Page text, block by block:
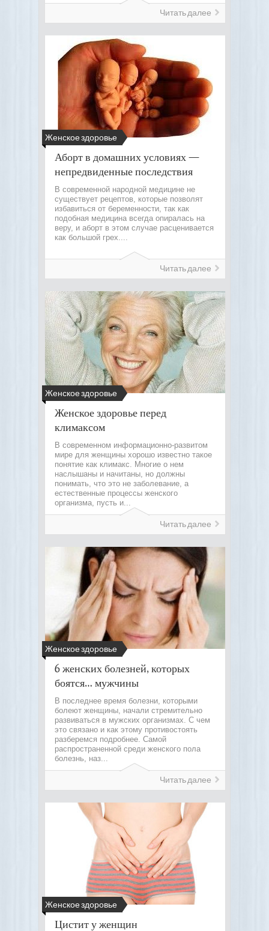
Читать далее
Женское здоровье
Аборт в домашних условиях —
непредвиденные последствия
В современной народной медицине не
существует рецептов, которые позволят
избавиться от беременности, так как
подобная медицина всегда опиралась на
веру, и аборт в этом случае расценивается
как большой грех....
Читать далее
Женское здоровье
Женское здоровье перед
климаксом
В современном информационно-развитом
мире для женщины хорошо известно такое
понятие как климакс. Многие о нем
наслышаны и начитаны, но должны
понимать, что это не заболевание, а
естественные процессы женского
организма, пусть и...
Читать далее
Женское здоровье
6 женских болезней, которых
боятся… мужчины
В последнее время болезни, которыми
болеют женщины, начали стремительно
развиваться в мужских организмах. С чем
это связано и как этому противостоять
разберемся подробнее. Самой
распространенной среди женского пола
болезнь, наз...
Читать далее
Женское здоровье
Цистит у женщин